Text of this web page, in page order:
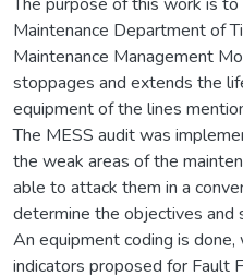
Maintenance Department of
Maintenance Management
stoppages and extends the
equipment of the lines
The MESS audit was
the weak areas of the
able to attack them in a
determine the objectives
An equipment coding is
indicators proposed for Fault